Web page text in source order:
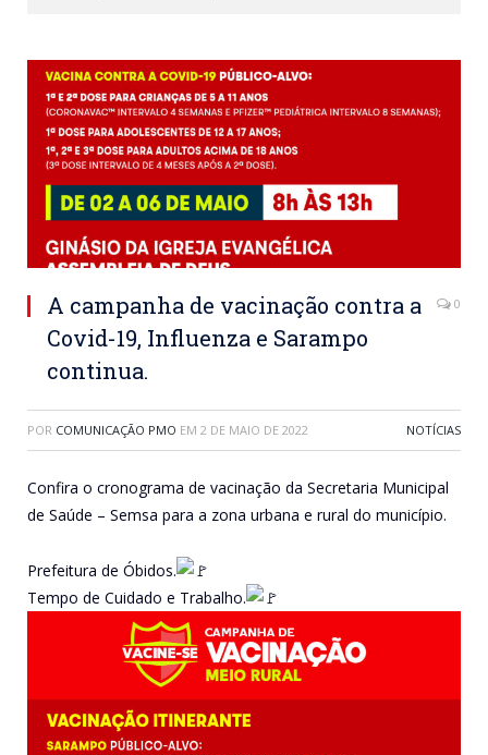
A campanha de vacinação contra a
Covid-19, Influenza e Sarampo
continua.
0
POR COMUNICAÇÃO PMO EM 2 DE MAIO DE 2022 NOTÍCIAS
Confira o cronograma de vacinação da Secretaria Municipal
de Saúde – Semsa para a zona urbana e rural do município.
Prefeitura de Óbidos.
Tempo de Cuidado e Trabalho.